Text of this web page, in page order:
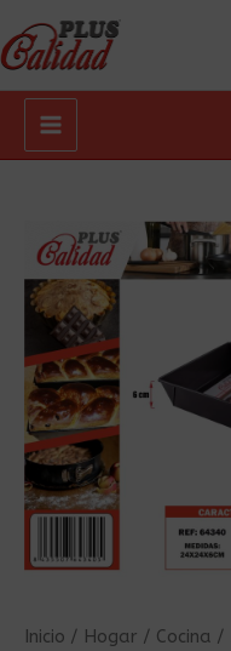
Main
Inicio / Hogar / Cocina /